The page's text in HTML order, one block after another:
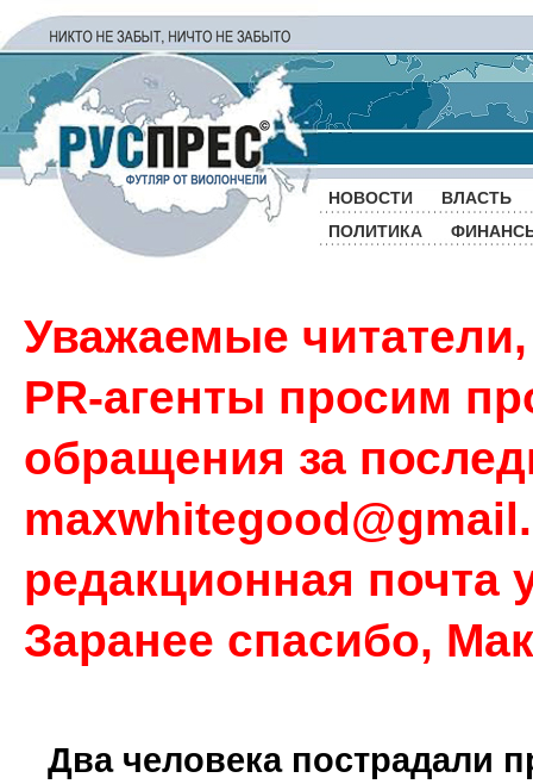
НОВОСТИ
ВЛАСТЬ
ПОЛИТИКА
Уважаемые
PR-агенты просим
обращения за
редакционная почта
Заранее спасибо,
Два человека пострадали